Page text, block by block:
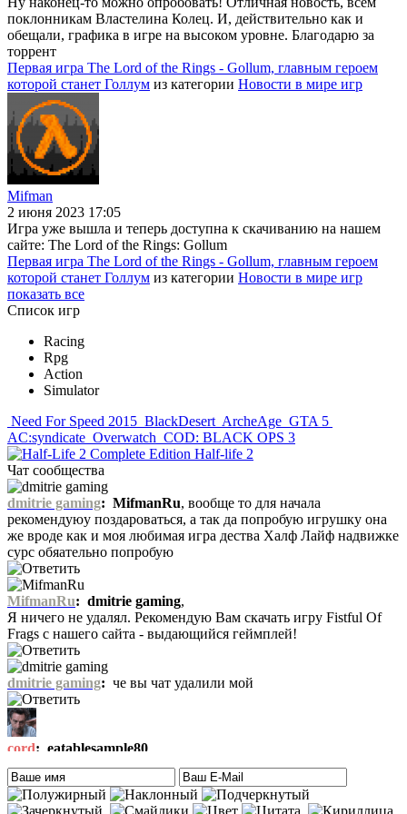
поклонникам Властелина Колец. И, действительно как и
обещали, графика в игре на высоком уровне. Благодарю за
торрент
Первая игра The Lord of the Rings - Gollum, главным героем
которой станет Голлум из категории Новости в мире игр
Mifman
2 июня 2023 17:05
Игра уже вышла и теперь доступна к скачиванию на нашем
сайте: The Lord of the Rings: Gollum
Первая игра The Lord of the Rings - Gollum, главным героем
которой станет Голлум из категории Новости в мире игр
показать все
Список игр
Racing
Rpg
Action
Simulator
Need For Speed 2015 BlackDesert ArcheAge GTA 5
AC:syndicate Overwatch COD: BLACK OPS 3
Half-life 2
Чат сообщества
dmitrie gaming: MifmanRu, вообще то для начала
рекомендуюу поздароваться, а так да попробую игрушку она
же вроде как и моя любимая игра дества Халф Лайф надвижке
сурс обяательно попробую
MifmanRu: dmitrie gaming,
Я ничего не удалял. Рекомендую Вам скачать игру Fistful Of
Frags с нашего сайта - выдающийся геймплей!
dmitrie gaming: че вы чат удалили мой
cord: eatablesample80
Что-то не припомню такой игры на ПК, да и на приставках
тоже. Есть только одна мысль – это онлайн игра-одевалка
Hilary Duff and Her Baby.